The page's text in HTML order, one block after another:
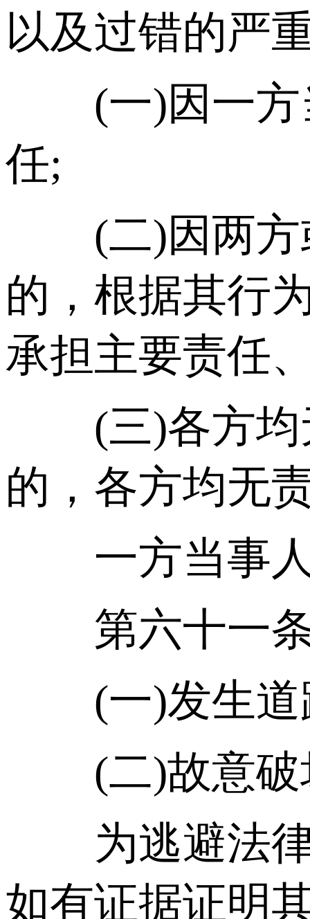
以及过错的严
(一)因一方
任;
(二)因两方
的，根据其行
承担主要责任
(三)各方均
的，各方均无
一方当事人
第六十一条
(一)发生道
(二)故意破
为逃避法律
如有证据证明